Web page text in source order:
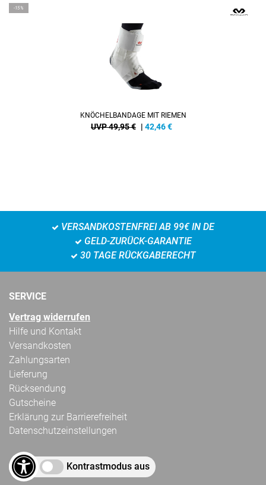
-15%
KNÖCHELBANDAGE MIT RIEMEN
UVP 49,95 € | 42,46€
VERSANDKOSTENFREI AB 99€ IN DE
GELD-ZURÜCK-GARANTIE
30 TAGE RÜCKGABERECHT
SERVICE
Vertrag widerrufen
Hilfe und Kontakt
Versandkosten
Zahlungsarten
Lieferung
Rücksendung
Gutscheine
Erklärung zur Barrierefreiheit
Datenschutzeinstellungen
Kontrastmodus aus